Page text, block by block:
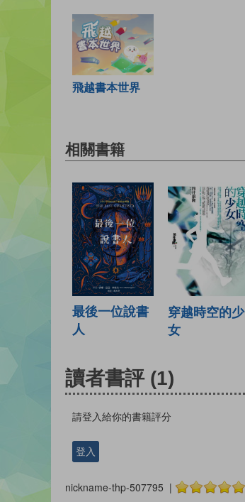
飛越書本世界
相關書籍
最後一位說書
人
穿越時空的少
女
讀者書評 (1)
請登入給你的書籍評分
登入
nickname-thp-507795 |